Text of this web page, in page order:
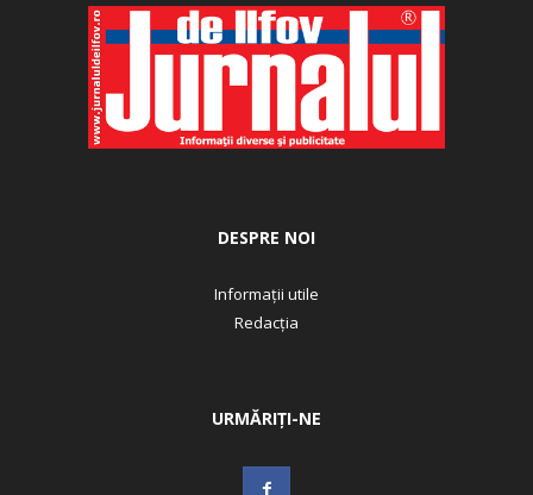
DESPRE NOI
Informații utile
Redacția
URMĂRIȚI-NE